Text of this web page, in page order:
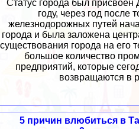
Статус города был присвоен
году, через год после
железнодорожных путей
города и была заложена
существования города на его
большое количество
предприятий, которые
возвращаются в
5 причин влюбиться в